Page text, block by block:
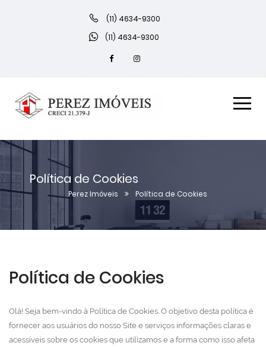
(11) 4634-9300
(11) 4634-9300
Política de Cookies
Perez Imóveis Política de Cookies
Política de Cookies
Olá! Seja bem-vindo à Política de Cookies. O objetivo desta política é
fornecer aos usuários do nosso Site e serviços informações claras e
acessíveis sobre os cookies que utilizamos e a forma como isso afeta